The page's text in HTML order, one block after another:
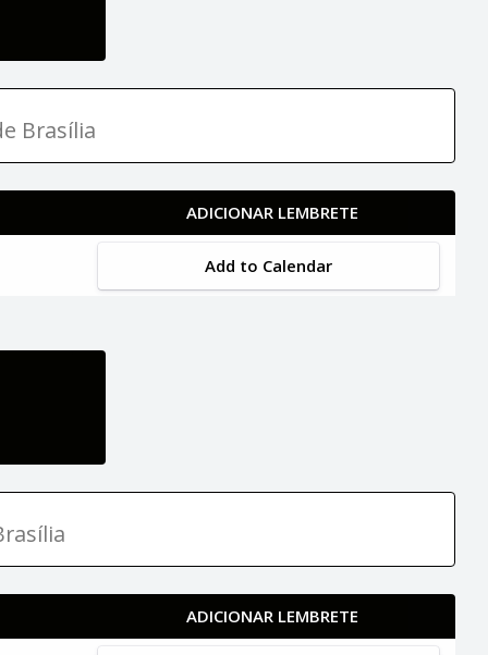
Brasília
ADICIONAR LEMBRETE
Add to Calendar
ADICIONAR LEMBRETE